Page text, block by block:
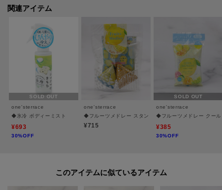
関連アイテム
SOLD OUT
one'sterrace
◆氷冷 ボディーミスト
¥693
30%OFF
one'sterrace
◆フルーツメドレー スタンドギフト
¥715
SOLD OUT
one'sterrace
◆フルーツメドレー クー
¥385
30%OFF
このアイテムに似ているアイテム